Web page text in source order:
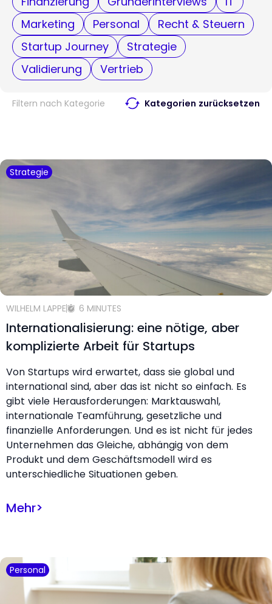
Marketing
Personal
Recht & Steuern
Startup Journey
Strategie
Validierung
Vertrieb
Filtern nach Kategorie Kategorien zurücksetzen
Strategie
WILHELM LAPPE 6 MINUTES
Internationalisierung: eine nötige, aber
komplizierte Arbeit für Startups
Von Startups wird erwartet, dass sie global und
international sind, aber das ist nicht so einfach. Es
gibt viele Herausforderungen: Marktauswahl,
internationale Teamführung, gesetzliche und
finanzielle Anforderungen. Und es ist nicht für jedes
Unternehmen das Gleiche, abhängig von dem
Produkt und dem Geschäftsmodell wird es
unterschiedliche Situationen geben.
Mehr>
Personal